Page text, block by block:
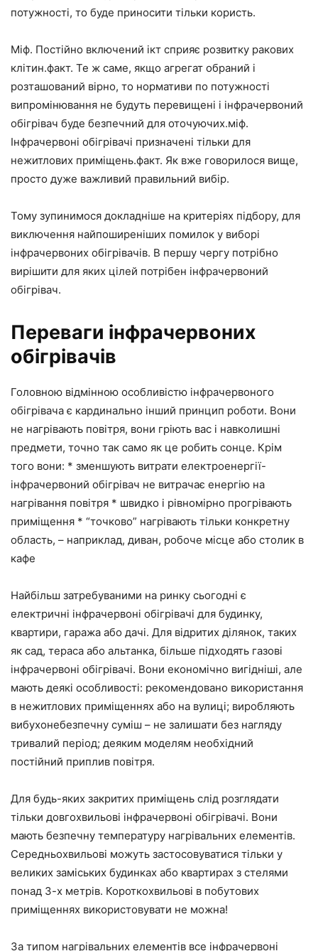
потужності, то буде приносити тільки користь.
Міф. Постійно включений ікт сприяє розвитку ракових
клітин.факт. Те ж саме, якщо агрегат обраний і
розташований вірно, то нормативи по потужності
випромінювання не будуть перевищені і інфрачервоний
обігрівач буде безпечний для оточуючих.міф.
Інфрачервоні обігрівачі призначені тільки для
нежитлових приміщень.факт. Як вже говорилося вище,
просто дуже важливий правильний вибір.
Тому зупинимося докладніше на критеріях підбору, для
виключення найпоширеніших помилок у виборі
інфрачервоних обігрівачів. В першу чергу потрібно
вирішити для яких цілей потрібен інфрачервоний
обігрівач.
Переваги інфрачервоних
обігрівачів
Головною відмінною особливістю інфрачервоного
обігрівача є кардинально інший принцип роботи. Вони
не нагрівають повітря, вони гріють вас і навколишні
предмети, точно так само як це робить сонце. Крім
того вони: * зменшують витрати електроенергії-
інфрачервоний обігрівач не витрачає енергію на
нагрівання повітря * швидко і рівномірно прогрівають
приміщення * “точково” нагрівають тільки конкретну
область, – наприклад, диван, робоче місце або столик в
кафе
Найбільш затребуваними на ринку сьогодні є
електричні інфрачервоні обігрівачі для будинку,
квартири, гаража або дачі. Для відритих ділянок, таких
як сад, тераса або альтанка, більше підходять газові
інфрачервоні обігрівачі. Вони економічно вигідніші, але
мають деякі особливості: рекомендовано використання
в нежитлових приміщеннях або на вулиці; виробляють
вибухонебезпечну суміш – не залишати без нагляду
тривалий період; деяким моделям необхідний
постійний приплив повітря.
Для будь-яких закритих приміщень слід розглядати
тільки довгохвильові інфрачервоні обігрівачі. Вони
мають безпечну температуру нагрівальних елементів.
Середньохвильові можуть застосовуватися тільки у
великих заміських будинках або квартирах з стелями
понад 3-х метрів. Короткохвильові в побутових
приміщеннях використовувати не можна!
За типом нагрівальних елементів все інфрачервоні